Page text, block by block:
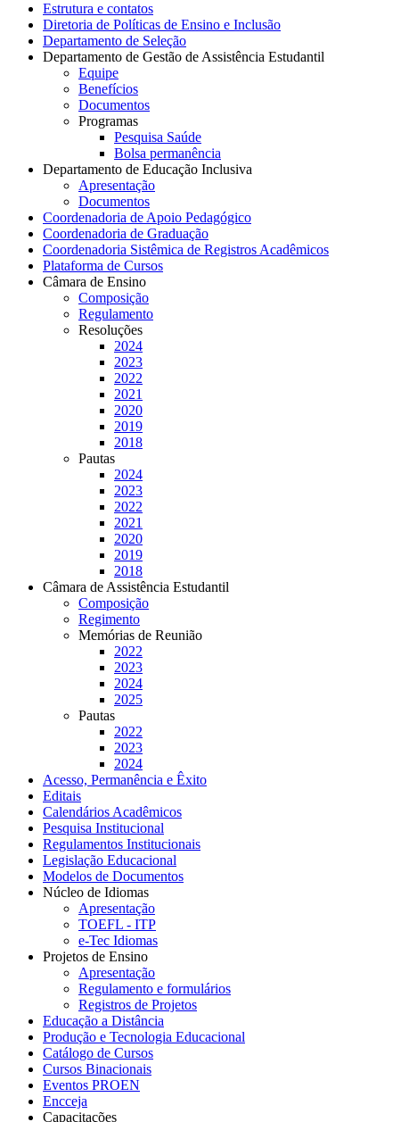
Estrutura e contatos
Diretoria de Políticas de Ensino e Inclusão
Departamento de Seleção
Departamento de Gestão de Assistência Estudantil
Equipe
Benefícios
Documentos
Programas
Pesquisa Saúde
Bolsa permanência
Departamento de Educação Inclusiva
Apresentação
Documentos
Coordenadoria de Apoio Pedagógico
Coordenadoria de Graduação
Coordenadoria Sistêmica de Registros Acadêmicos
Plataforma de Cursos
Câmara de Ensino
Composição
Regulamento
Resoluções
2024
2023
2022
2021
2020
2019
2018
Pautas
2024
2023
2022
2021
2020
2019
2018
Câmara de Assistência Estudantil
Composição
Regimento
Memórias de Reunião
2022
2023
2024
2025
Pautas
2022
2023
2024
Acesso, Permanência e Êxito
Editais
Calendários Acadêmicos
Pesquisa Institucional
Regulamentos Institucionais
Legislação Educacional
Modelos de Documentos
Núcleo de Idiomas
Apresentação
TOEFL - ITP
e-Tec Idiomas
Projetos de Ensino
Apresentação
Regulamento e formulários
Registros de Projetos
Educação a Distância
Produção e Tecnologia Educacional
Catálogo de Cursos
Cursos Binacionais
Eventos PROEN
Encceja
Capacitações